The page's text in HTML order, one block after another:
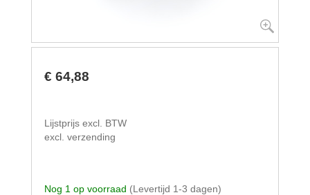
€ 64,88
Lijstprijs excl. BTW
excl. verzending
Nog 1 op voorraad (Levertijd 1-3 dagen)